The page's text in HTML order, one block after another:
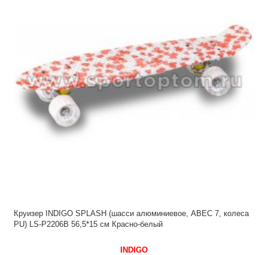
Круизер INDIGO SPLASH (шасси алюминиевое, ABEC 7, колеса
PU) LS-P2206B 56,5*15 см Красно-белый
INDIGO